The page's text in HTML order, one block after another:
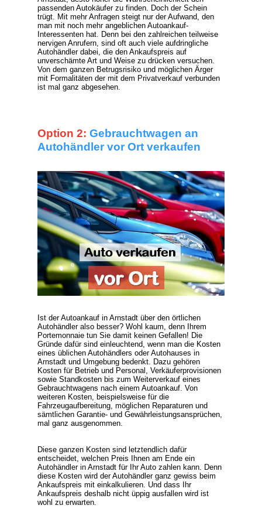
passenden Autokäufer zu finden. Doch der Schein
trügt. Mit mehr Anfragen steigt nur der Aufwand, den
man mit noch mehr angeblichen Autoankauf-
Interessenten hat. Denn bei den zahlreichen teilweise
nervigen Anrufern, sind oft auch viele aufdringliche
Autohändler dabei, die den Ankaufspreis auf
unverschämte Art und Weise zu drücken versuchen.
Von dem ganzen Betrugsrisiko und möglichen Ärger
mit Formalitäten der mit dem Privatverkauf verbunden
ist mal ganz abgesehen.
Option 2: Gebrauchtwagen an
Autohändler vor Ort verkaufen
Ist der Autoankauf in Arnstadt über den örtlichen
Autohändler also besser? Wohl kaum, denn Ihrem
Portemonnaie tun Sie damit keinen Gefallen! Die
Gründe dafür sind einleuchtend, wenn man die Kosten
eines üblichen Autohändlers oder Autohauses in
Arnstadt und Umgebung bedenkt. Dazu gehören
Kosten für Betrieb und Personal, Verkäuferprovisionen
sowie Standkosten bis zum Weiterverkauf eines
Gebrauchtwagens nach einem Autoankauf. Von
weiteren Kosten, beispielsweise für die
Fahrzeugaufbereitung, möglichen Reparaturen und
sämtlichen Garantie- und Gewährleistungsansprüchen,
mal ganz ausgenommen.
Diese ganzen Kosten sind letztendlich dafür
entscheidet, welchen Preis Ihnen am Ende ein
Autohändler in Arnstadt für Ihr Auto zahlen kann. Denn
diese Kosten wird der Autohändler ganz gewiss beim
Ankaufspreis mit einkalkulieren. Und dass Ihr
Ankaufspreis deshalb nicht üppig ausfallen wird ist
wohl zu erwarten.